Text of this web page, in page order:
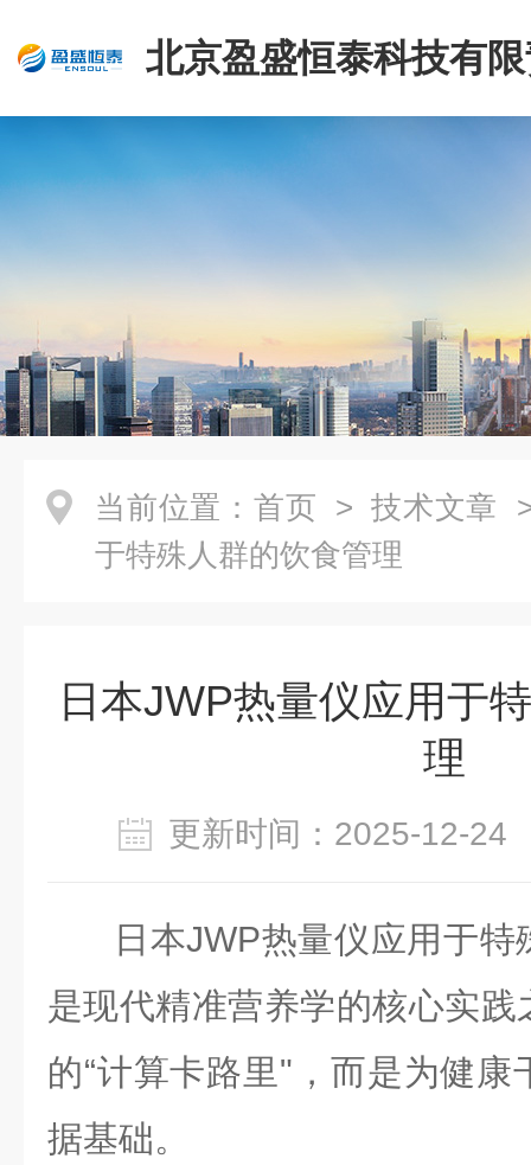
北京盈盛恒泰科技有
司
当前位置： 首页 > 技术文章
于特殊人群的饮食管理
日本JWP热量仪应用于
理
更新时间：2025-12-
日本JWP热量仪应用于特
是现代精准营养学的核心实
的“计算卡路里"，而是为健
据基础。